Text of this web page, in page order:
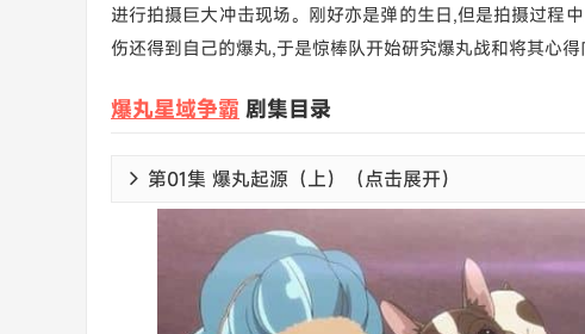
进行拍摄巨大冲击现场。刚好亦是弹的生日,但是拍摄过程
伤还得到自己的爆丸,于是惊棒队开始研究爆丸战和将其心
爆丸星域争霸 剧集目录
第01集 爆丸起源（上）（点击展开）